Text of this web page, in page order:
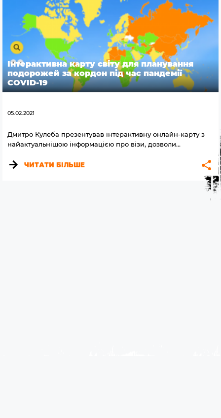
Iнтерактивна карту світу для планування
подорожей за кордон під час пандемії
COVID-19
05.02.2021
Дмитро Кулеба презентував інтерактивну онлайн-карту з
найактуальнішою інформацією про візи, дозволи…
ЧИТАТИ БІЛЬШЕ